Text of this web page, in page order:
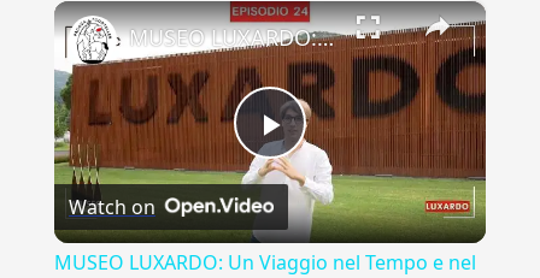
Fullscreen ×
Play
Video
MUSEO LUXARDO: Un Viaggio nel Tempo e nel Gusto
Watch on
MUSEO LUXARDO: Un Viaggio nel Tempo e nel